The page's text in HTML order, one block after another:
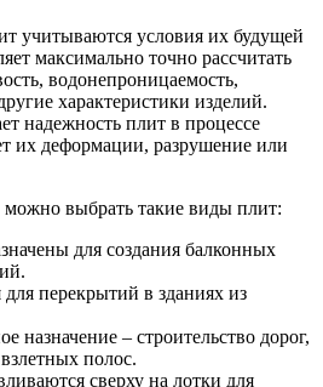
учитываются условия их будущей
максимально точно рассчитать
водонепроницаемость,
характеристики изделий.
надежность плит в процессе
их деформации, разрушение или
выбрать такие виды плит:
для создания балконных
перекрытий в зданиях из
назначение – строительство дорог,
полос.
сверху на лотки для